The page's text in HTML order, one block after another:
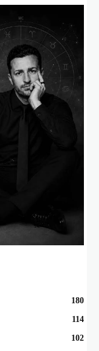
180
114
102